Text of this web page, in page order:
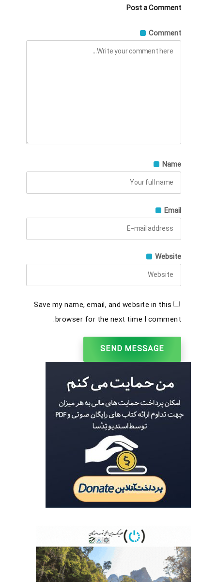
Post a Comment
Comment
Name
Email
Website
Save my name, email, and website in this
browser for the next time I comment.